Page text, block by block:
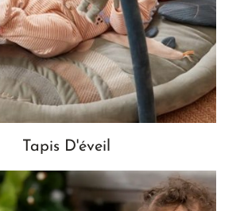
Tapis D'éveil